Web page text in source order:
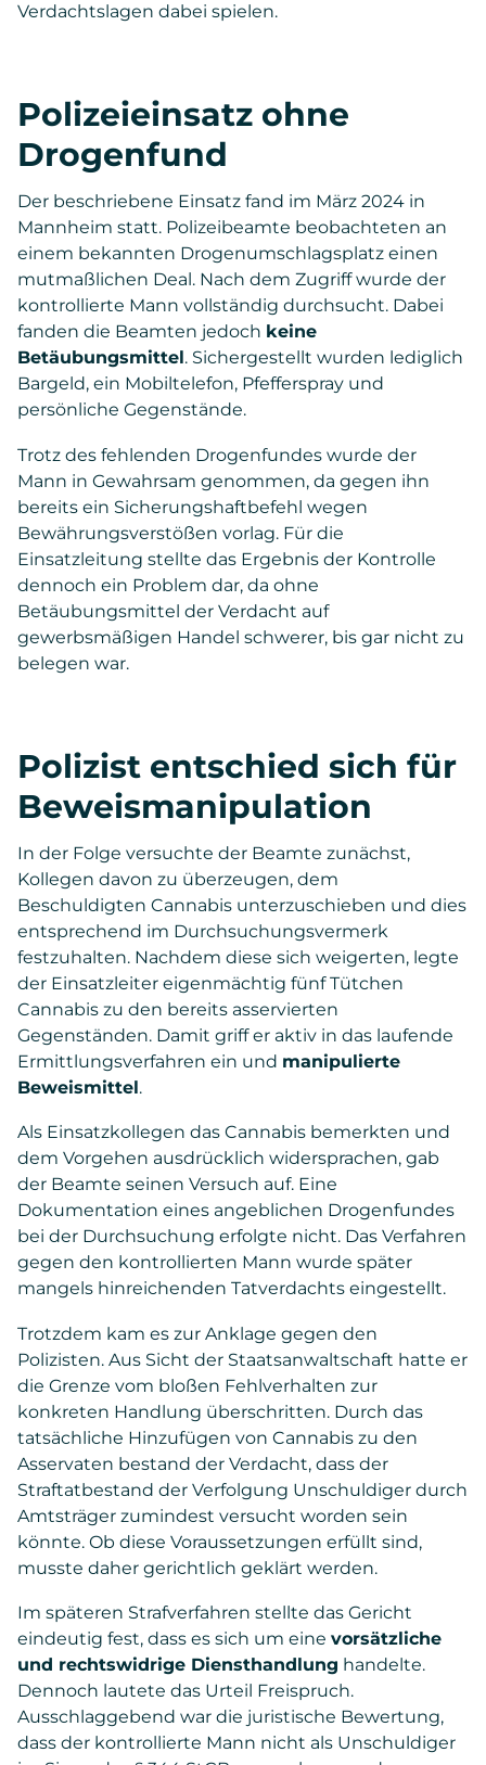
Verdachtslagen dabei spielen.
Polizeieinsatz ohne
Drogenfund
Der beschriebene Einsatz fand im März 2024 in
Mannheim statt. Polizeibeamte beobachteten an
einem bekannten Drogenumschlagsplatz einen
mutmaßlichen Deal. Nach dem Zugriff wurde der
kontrollierte Mann vollständig durchsucht. Dabei
fanden die Beamten jedoch keine
Betäubungsmittel. Sichergestellt wurden lediglich
Bargeld, ein Mobiltelefon, Pfefferspray und
persönliche Gegenstände.
Trotz des fehlenden Drogenfundes wurde der
Mann in Gewahrsam genommen, da gegen ihn
bereits ein Sicherungshaftbefehl wegen
Bewährungsverstößen vorlag. Für die
Einsatzleitung stellte das Ergebnis der Kontrolle
dennoch ein Problem dar, da ohne
Betäubungsmittel der Verdacht auf
gewerbsmäßigen Handel schwerer, bis gar nicht zu
belegen war.
Polizist entschied sich für
Beweismanipulation
In der Folge versuchte der Beamte zunächst,
Kollegen davon zu überzeugen, dem
Beschuldigten Cannabis unterzuschieben und dies
entsprechend im Durchsuchungsvermerk
festzuhalten. Nachdem diese sich weigerten, legte
der Einsatzleiter eigenmächtig fünf Tütchen
Cannabis zu den bereits asservierten
Gegenständen. Damit griff er aktiv in das laufende
Ermittlungsverfahren ein und manipulierte
Beweismittel.
Als Einsatzkollegen das Cannabis bemerkten und
dem Vorgehen ausdrücklich widersprachen, gab
der Beamte seinen Versuch auf. Eine
Dokumentation eines angeblichen Drogenfundes
bei der Durchsuchung erfolgte nicht. Das Verfahren
gegen den kontrollierten Mann wurde später
mangels hinreichenden Tatverdachts eingestellt.
Trotzdem kam es zur Anklage gegen den
Polizisten. Aus Sicht der Staatsanwaltschaft hatte er
die Grenze vom bloßen Fehlverhalten zur
konkreten Handlung überschritten. Durch das
tatsächliche Hinzufügen von Cannabis zu den
Asservaten bestand der Verdacht, dass der
Straftatbestand der Verfolgung Unschuldiger durch
Amtsträger zumindest versucht worden sein
könnte. Ob diese Voraussetzungen erfüllt sind,
musste daher gerichtlich geklärt werden.
Im späteren Strafverfahren stellte das Gericht
eindeutig fest, dass es sich um eine vorsätzliche
und rechtswidrige Diensthandlung handelte.
Dennoch lautete das Urteil Freispruch.
Ausschlaggebend war die juristische Bewertung,
dass der kontrollierte Mann nicht als Unschuldiger